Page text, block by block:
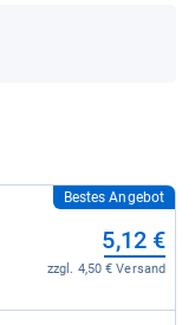
Bestes Angebot
5,12 €
zzgl. 4,50 € Versand